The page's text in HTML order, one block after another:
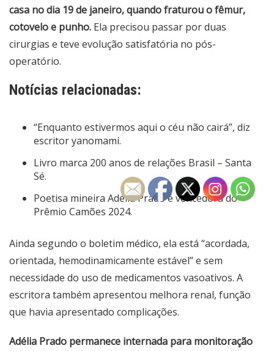
casa no dia 19 de janeiro, quando fraturou o fêmur,
cotovelo e punho. Ela precisou passar por duas
cirurgias e teve evolução satisfatória no pós-
operatório.
Notícias relacionadas:
“Enquanto estivermos aqui o céu não cairá”, diz
escritor yanomami.
Livro marca 200 anos de relações Brasil – Santa
Sé.
Poetisa mineira Adélia Prado é vencedora do
Prêmio Camões 2024.
Ainda segundo o boletim médico, ela está “acordada,
orientada, hemodinamicamente estável” e sem
necessidade do uso de medicamentos vasoativos. A
escritora também apresentou melhora renal, função
que havia apresentado complicações.
Adélia Prado permanece internada para monitoração